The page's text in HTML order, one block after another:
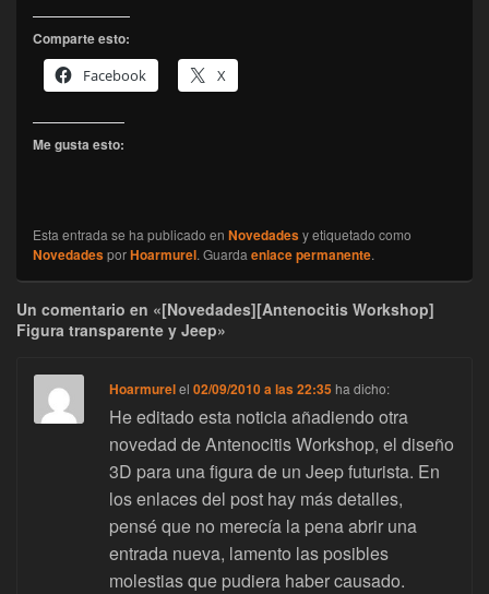
Comparte esto:
Facebook
X
Me gusta esto:
Esta entrada se ha publicado en Novedadesy etiquetado como
NovedadesporHoarmurel. Guarda enlace permanente.
Un comentario en «[Novedades][Antenocitis Workshop]
Figura transparente y Jeep»
Hoarmurelel02/09/2010 a las 22:35 ha dicho:
He editado esta noticia añadiendo otra
novedad de Antenocitis Workshop, el diseño
3D para una figura de un Jeep futurista. En
los enlaces del post hay más detalles,
pensé que no merecía la pena abrir una
entrada nueva, lamento las posibles
molestias que pudiera haber causado.